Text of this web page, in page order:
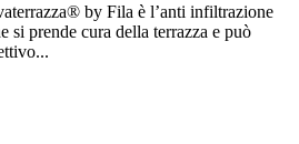
by Fila è l’anti infiltrazione
si prende cura della terrazza e può